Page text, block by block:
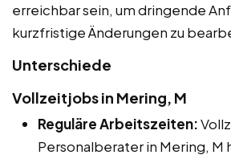
erreichbar sein, um dringende
kurzfristige Änderungen zu
Unterschiede
Vollzeitjobs in Mering, M
Reguläre Arbeitszeiten:
Personalberater in Mering, M